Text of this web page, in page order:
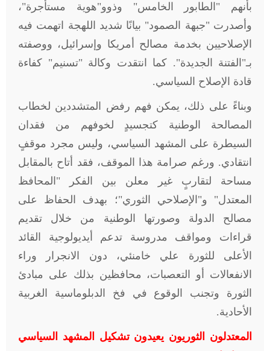
بأنهم "الطابور الخامس" وذوو"هوية مستأجرة"،
وأصدرت "جبهة الصمود" بيانًا شديد اللهجة اتهمت فيه
الإصلاحيين بخدمة مصالح أمريكا وإسرائيل، ووصفته
بـ"الفتنة الجديدة". كما انتقدت وكالة "تسنيم" كفاءة
قادة الإصلاح السياسي.
وبناءً على ذلك، يمكن فهم رفض المتشددين لخطاب
المصالحة الوطنية كتجسيدٍ لخوفهم من فقدان
السيطرة على المشهد السياسي، وليس مجرد موقفٍ
انتقادي. ورغم صرامة هذا الموقف، فقد أتاح بالمقابل
مساحة لتقاربٍ غير معلن بين الفكر "المحافظ
المعتدل" و"الإصلاحي الثوري"؛ بهدف الحفاظ على
مصالح الدولة وصورتها الوطنية من خلال تقديم
قراءات ومواقف مدروسة تدعم أيديولوجية القائد
الأعلى للثورة علي خامنئي، دون الانجرار وراء
الانفعالات أو التعصبات، محافظين بذلك على مبادئ
الثورة وتجنب الوقوع في فخ الدبلوماسية الغربية
الأحادية.
المعتدلون الثوريون يعيدون تشكيل المشهد السياسي